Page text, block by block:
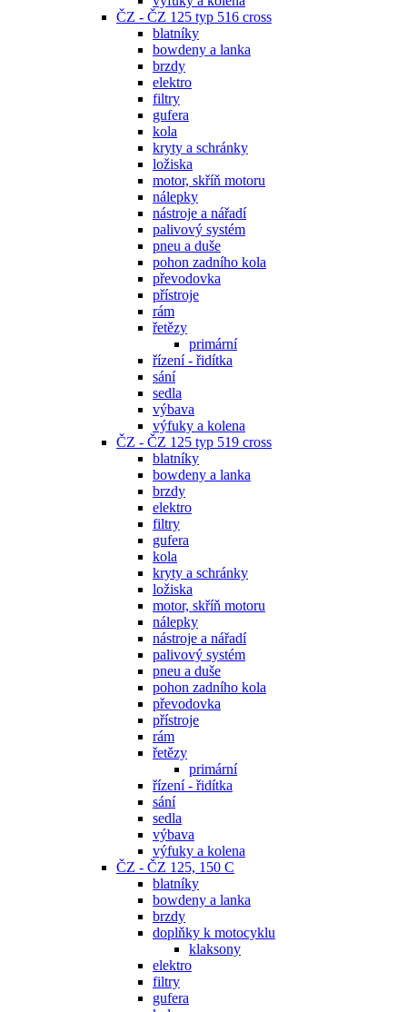
ČZ - ČZ 125 typ 516 cross
blatníky
bowdeny a lanka
brzdy
elektro
filtry
gufera
kola
kryty a schránky
ložiska
motor, skříň motoru
nálepky
nástroje a nářadí
palivový systém
pneu a duše
pohon zadního kola
převodovka
přístroje
rám
řetězy
primární
řízení - řidítka
sání
sedla
výbava
výfuky a kolena
ČZ - ČZ 125 typ 519 cross
blatníky
bowdeny a lanka
brzdy
elektro
filtry
gufera
kola
kryty a schránky
ložiska
motor, skříň motoru
nálepky
nástroje a nářadí
palivový systém
pneu a duše
pohon zadního kola
převodovka
přístroje
rám
řetězy
primární
řízení - řidítka
sání
sedla
výbava
výfuky a kolena
ČZ - ČZ 125, 150 C
blatníky
bowdeny a lanka
brzdy
doplňky k motocyklu
klaksony
elektro
filtry
gufera